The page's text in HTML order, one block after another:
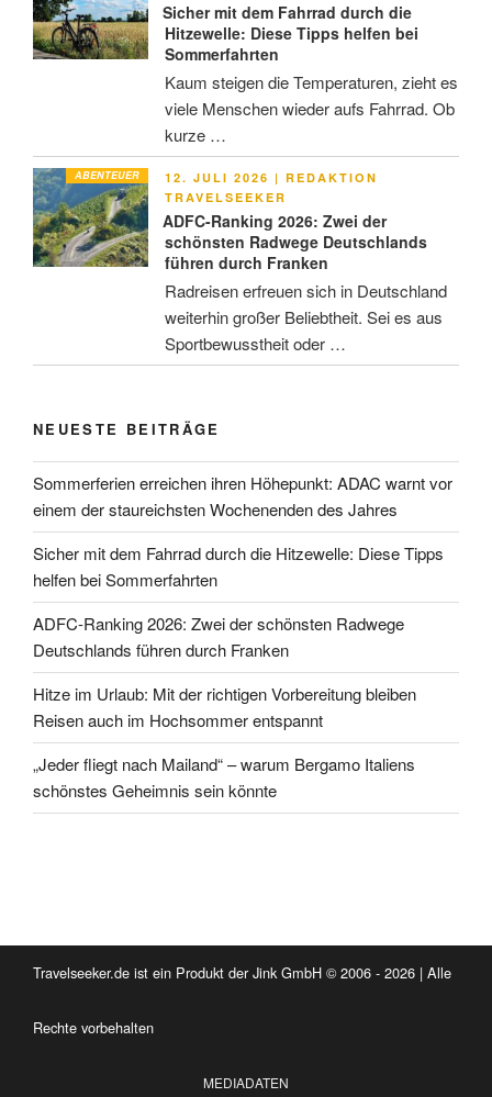
Sicher mit dem Fahrrad durch die
Hitzewelle: Diese Tipps helfen bei
Sommerfahrten
Kaum steigen die Temperaturen, zieht es
viele Menschen wieder aufs Fahrrad. Ob
kurze …
ABENTEUER
VERÖFFENTLICHT
AM
12. JULI 2026 | REDAKTION
TRAVELSEEKER
ADFC-Ranking 2026: Zwei der
schönsten Radwege Deutschlands
führen durch Franken
Radreisen erfreuen sich in Deutschland
weiterhin großer Beliebtheit. Sei es aus
Sportbewusstheit oder …
NEUESTE BEITRÄGE
Sommerferien erreichen ihren Höhepunkt: ADAC warnt vor
einem der staureichsten Wochenenden des Jahres
Sicher mit dem Fahrrad durch die Hitzewelle: Diese Tipps
helfen bei Sommerfahrten
ADFC-Ranking 2026: Zwei der schönsten Radwege
Deutschlands führen durch Franken
Hitze im Urlaub: Mit der richtigen Vorbereitung bleiben
Reisen auch im Hochsommer entspannt
„Jeder fliegt nach Mailand“ – warum Bergamo Italiens
schönstes Geheimnis sein könnte
Travelseeker.de ist ein Produkt der Jink GmbH © 2006 - 2026 | Alle
Rechte vorbehalten
MEDIADATEN